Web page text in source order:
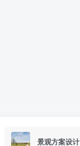
景观方案设计